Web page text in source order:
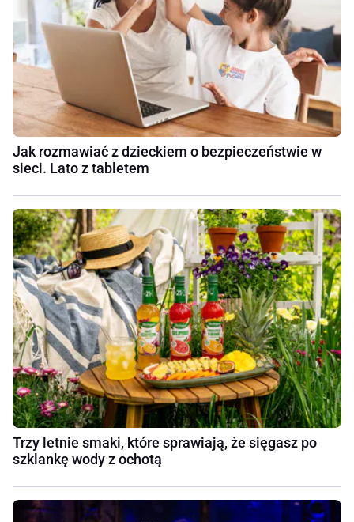
Jak rozmawiać z dzieckiem o bezpieczeństwie w
sieci. Lato z tabletem
Trzy letnie smaki, które sprawiają, że sięgasz po
szklankę wody z ochotą